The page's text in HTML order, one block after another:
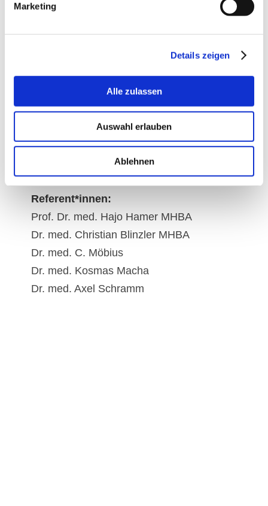
Marketing
Details zeigen
Alle zulassen
Auswahl erlauben
Ablehnen
Anmeldung: Per Mail an anna-
Download Programm
Referent*innen:
Prof. Dr. med. Hajo Hamer MHBA
Dr. med. Christian Blinzler MHBA
Dr. med. C. Möbius
Dr. med. Kosmas Macha
Dr. med. Axel Schramm